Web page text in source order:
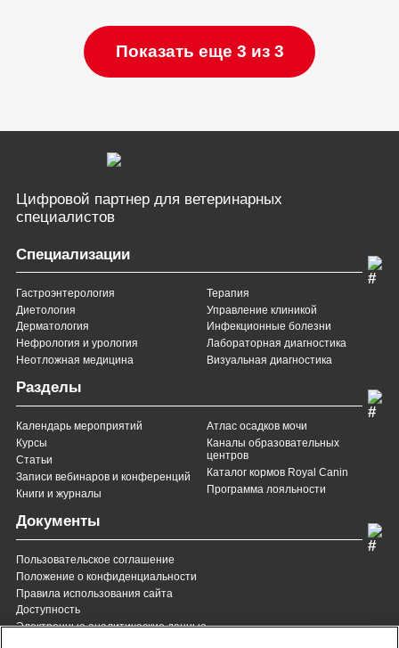
Показать еще 3 из 3
Цифровой партнер для ветеринарных
специалистов
Специализации
Гастроэнтерология
Диетология
Дерматология
Нефрология и урология
Неотложная медицина
Терапия
Управление клиникой
Инфекционные болезни
Лабораторная диагностика
Визуальная диагностика
Разделы
Календарь мероприятий
Курсы
Статьи
Записи вебинаров и конференций
Книги и журналы
Атлас осадков мочи
Каналы образовательных
центров
Каталог кормов Royal Canin
Программа лояльности
Документы
Пользовательское соглашение
Положение о конфиденциальности
Правила использования сайта
Доступность
Электронные аналитические данные